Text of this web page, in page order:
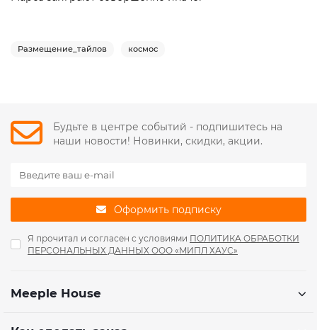
Размещение_тайлов космос
Будьте в центре событий - подпишитесь на
наши новости! Новинки, скидки, акции.
Оформить подписку
Я прочитал и согласен с условиями ПОЛИТИКА ОБРАБОТКИ
ПЕРСОНАЛЬНЫХ ДАННЫХ ООО «МИПЛ ХАУС»
Meeple House